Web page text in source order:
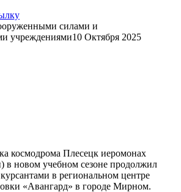
силами и
учреждениями10 Октября 2025
космодрома Плесецк иеромонах
в новом учебном сезоне продолжил
в региональном центре
«Авангард» в городе Мирном.